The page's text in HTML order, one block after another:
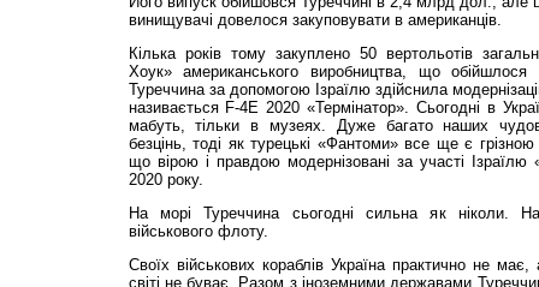
винищувачі довелося закуповувати в американців.
Кілька років тому закуплено 50 вертольотів
Хоук» американського виробництва, що
Туреччина за допомогою Ізраїлю здійснила
називається F-4E 2020 «Термінатор». Сьогодні в
мабуть, тільки в музеях. Дуже багато наших
безцінь, тоді як турецькі «Фантоми» все ще є
що вірою і правдою модернізовані за участі Ізраїлю
2020 року.
На морі Туреччина сьо­­годні сильна як ніколи.
військового флоту.
Своїх військових кораблів Україна практично не
світі не буває. Разом з іноземними державами